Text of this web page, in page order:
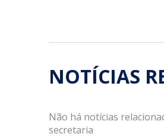
NOTÍCIAS
Não há notícias
secretaria